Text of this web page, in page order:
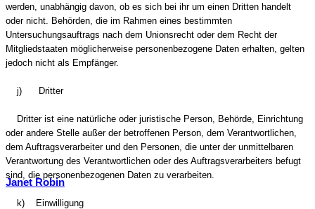
Janet Robin
werden, unabhängig davon, ob es sich bei ihr um einen Dritten handelt
oder nicht. Behörden, die im Rahmen eines bestimmten
Untersuchungsauftrags nach dem Unionsrecht oder dem Recht der
Mitgliedstaaten möglicherweise personenbezogene Daten erhalten, gelten
jedoch nicht als Empfänger.
j) Dritter
Dritter ist eine natürliche oder juristische Person, Behörde, Einrichtung
oder andere Stelle außer der betroffenen Person, dem Verantwortlichen,
dem Auftragsverarbeiter und den Personen, die unter der unmittelbaren
Verantwortung des Verantwortlichen oder des Auftragsverarbeiters befugt
sind, die personenbezogenen Daten zu verarbeiten.
k) Einwilligung